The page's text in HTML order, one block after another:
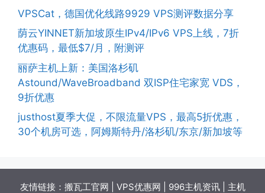
VPSCat，德国优化线路9929 VPS测评数据分享
荫云YINNET新加坡原生IPv4/IPv6 VPS上线，7折
优惠码，最低$7/月，附测评
丽萨主机上新：美国洛杉矶
Astound/WaveBroadband 双ISP住宅家宽 VDS，
9折优惠
justhost夏季大促，不限流量VPS，最高5折优惠，
30个机房可选，阿姆斯特丹/洛杉矶/东京/新加坡等
友情链接： 搬瓦工官网 VPS优惠网 996主机资讯| 主机